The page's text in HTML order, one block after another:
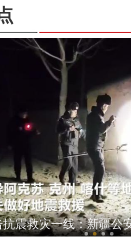
滨机场开启绿色通道为
抗震救灾一线：新疆公